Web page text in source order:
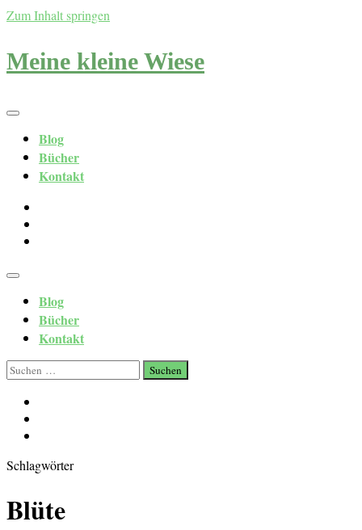
Zum Inhalt springen
Meine kleine Wiese
Blog
Bücher
Kontakt
Blog
Bücher
Kontakt
Suchen
nach:
Schlagwörter
Blüte